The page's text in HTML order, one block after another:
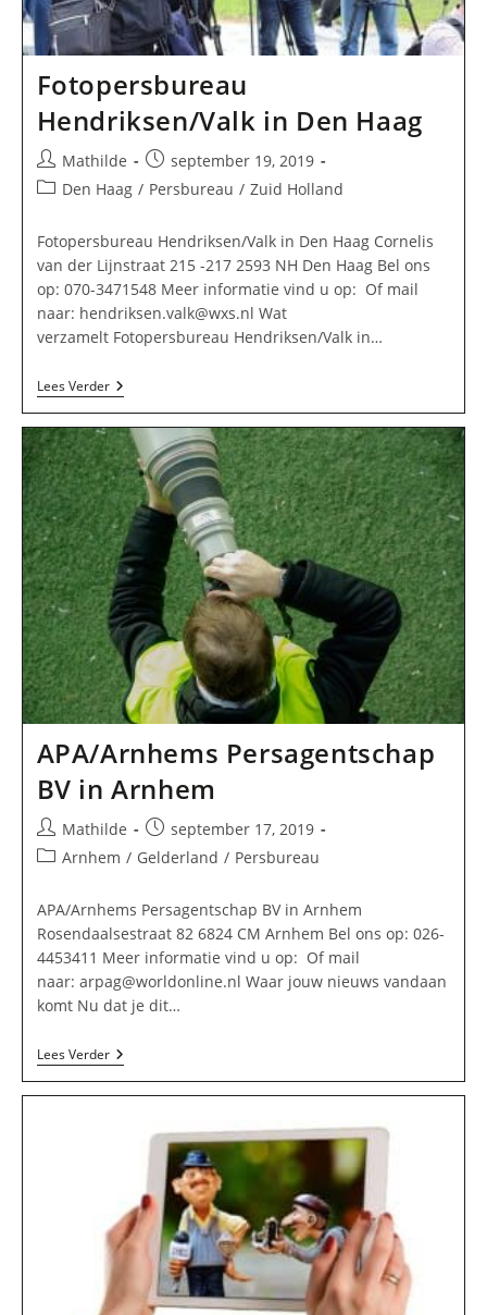
Fotopersbureau
Hendriksen/Valk in Den Haag
Bericht
auteur:
Mathilde
Bericht
gepubliceerd
september 19, 2019
Berichtcategorie:
Den Haag / Persbureau / Zuid Holland
Fotopersbureau Hendriksen/Valk in Den Haag Cornelis
van der Lijnstraat 215 -217 2593 NH Den Haag Bel ons
op: 070-3471548 Meer informatie vind u op: Of mail
naar: hendriksen.valk@wxs.nl Wat
verzamelt Fotopersbureau Hendriksen/Valk in…
Lees VerderFotopersbureau
Hendriksen/Valk
In
Den
Haag
APA/Arnhems Persagentschap
BV in Arnhem
Bericht
auteur:
Mathilde
Bericht
gepubliceerd
september 17, 2019
Berichtcategorie:
Arnhem / Gelderland / Persbureau
APA/Arnhems Persagentschap BV in Arnhem
Rosendaalsestraat 82 6824 CM Arnhem Bel ons op: 026-
4453411 Meer informatie vind u op: Of mail
naar: arpag@worldonline.nl Waar jouw nieuws vandaan
komt Nu dat je dit…
Lees VerderAPA/Arnhems
Persagentschap
BV